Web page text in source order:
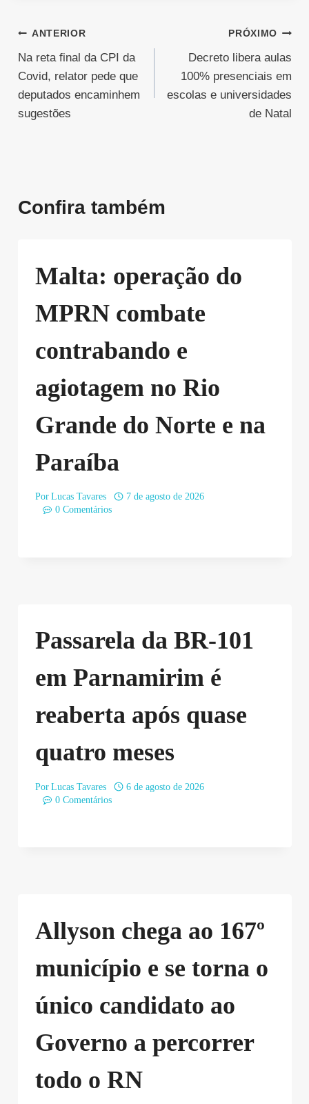
Navegação
de
Post
ANTERIOR
Na reta final da CPI da
Covid, relator pede que
deputados encaminhem
sugestões
PRÓXIMO
Decreto libera aulas
100% presenciais em
escolas e universidades
de Natal
Confira também
Malta: operação do
MPRN combate
contrabando e
agiotagem no Rio
Grande do Norte e na
Paraíba
Por Lucas Tavares
7 de agosto de 2026
0 Comentários
Passarela da BR-101
em Parnamirim é
reaberta após quase
quatro meses
Por Lucas Tavares
6 de agosto de 2026
0 Comentários
Allyson chega ao 167º
município e se torna o
único candidato ao
Governo a percorrer
todo o RN